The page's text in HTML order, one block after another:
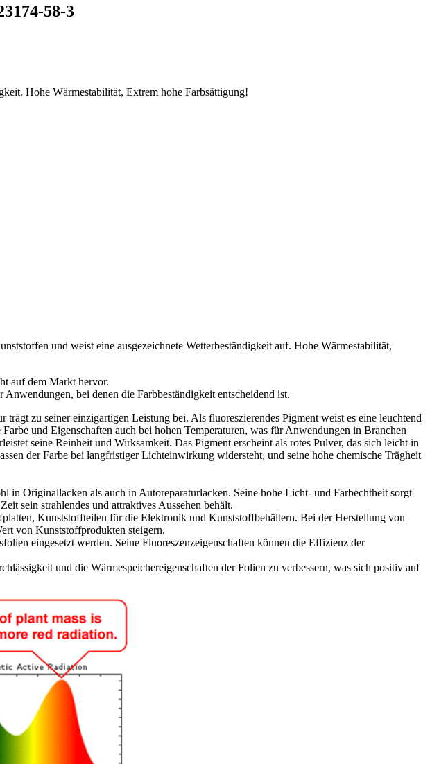
58-3
Hohe Wärmestabilität, Extrem hohe Farbsättigung!
und weist eine ausgezeichnete Wetterbeständigkeit auf. Hohe Wärmestabilität,
auf dem Markt hervor.
bei denen die Farbbeständigkeit entscheidend ist.
zu seiner einzigartigen Leistung bei. Als fluoreszierendes Pigment weist es eine leuchtend
und Eigenschaften auch bei hohen Temperaturen, was für Anwendungen in Branchen
seine Reinheit und Wirksamkeit. Das Pigment erscheint als rotes Pulver, das sich leicht in
der Farbe bei langfristiger Lichteinwirkung widersteht, und seine hohe chemische Trägheit
Originallacken als auch in Autoreparaturlacken. Seine hohe Licht- und Farbechtheit sorgt
sein strahlendes und attraktives Aussehen behält.
Kunststoffteilen für die Elektronik und Kunststoffbehältern. Bei der Herstellung von
von Kunststoffprodukten steigern.
eingesetzt werden. Seine Fluoreszenzeigenschaften können die Effizienz der
und die Wärmespeichereigenschaften der Folien zu verbessern, was sich positiv auf